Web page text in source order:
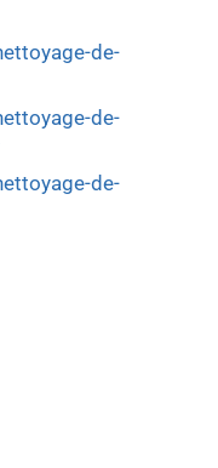
de-
de-
de-